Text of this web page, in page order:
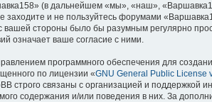
(в дальнейшем «мы», «наш»,
заходите и не пользуйтесь форумами
вашей стороны было бы разумным регулярно
означает ваше согласие с ними.
программного обеспечения для
по лицензии «GNU General Public License
строго связаны с организацией и поддержкой
содержания и/или поведения в них. За